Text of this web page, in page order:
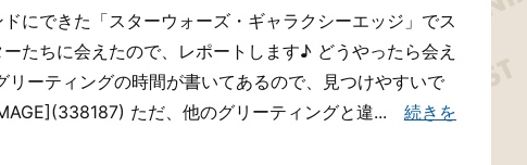
にできた「スターウォーズ・ギャラクシーエッジ」でス
たちに会えたので、レポートします♪ どうやったら会え
リーティングの時間が書いてあるので、見つけやすいで
ただ、他のグリーティングと違... 続きを